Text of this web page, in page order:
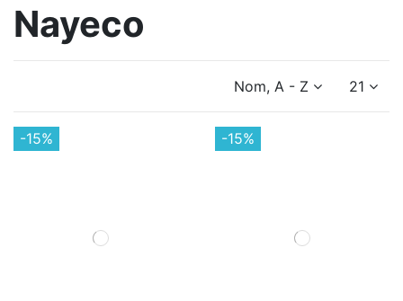
Nayeco
Nom, A - Z 21
-15% -15%